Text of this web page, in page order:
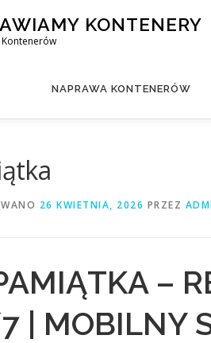
KONTENERY
NAPRAWA KONTENERÓW
26 KWIETNIA, 2026 PRZEZ
–
| MOBILNY